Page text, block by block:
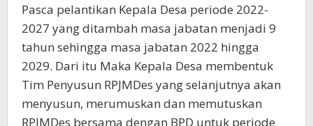
Pasca pelantikan Kepala Desa periode 2022-
2027 yang ditambah masa jabatan menjadi 9
tahun sehingga masa jabatan 2022 hingga
2029. Dari itu Maka Kepala Desa membentuk
Tim Penyusun RPJMDes yang selanjutnya akan
menyusun, merumuskan dan memutuskan
RPJMDes bersama dengan BPD untuk periode